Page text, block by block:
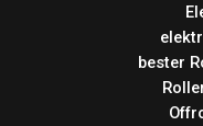
bester